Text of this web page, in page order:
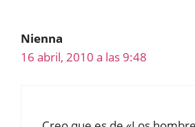
Nienna
16 abril, 2010 a las 9:48